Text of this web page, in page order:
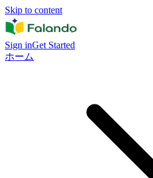
Skip to content
Sign inGet Started
ホーム